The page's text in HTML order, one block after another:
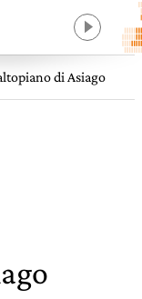
di Asiago